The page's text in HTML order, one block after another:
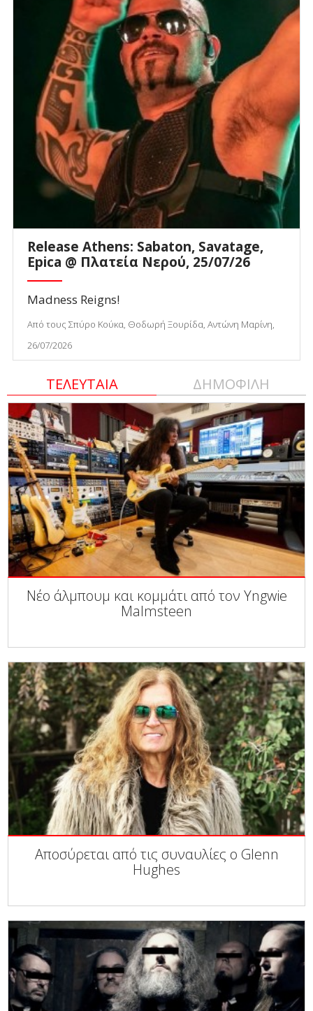
Release Athens: Sabaton, Savatage,
Epica @ Πλατεία Νερού, 25/07/26
Madness Reigns!
Από τους Σπύρο Κούκα, Θοδωρή Ξουρίδα, Αντώνη Μαρίνη,
26/07/2026
ΤΕΛΕΥΤΑΙΑ ΔΗΜΟΦΙΛΗ
Νέο άλμπουμ και κομμάτι από τον Yngwie
Malmsteen
Αποσύρεται από τις συναυλίες ο Glenn
Hughes